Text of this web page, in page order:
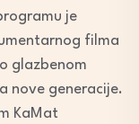
je
filma
glazbenom
nove generacije.
KaMat